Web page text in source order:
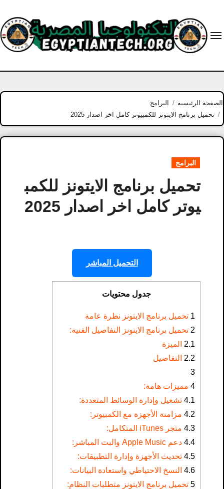
content
الصفحة الرئيسية
البرامج
تحميل برنامج الايتونز للكمبيوتر كامل اخر اصدار 2025
البرامج
تحميل برنامج الايتونز للكمب
يوتر كامل اخر اصدار 2025
التحميل المباشر
جدول محتويات
1 تحميل برنامج الايتونز​ نظرة عامة
2 تحميل برنامج الايتونز التفاصيل الفنية:
2.1 الميزة
2.2 التفاصيل
3
4 مميزات هامة:
4.1 تشغيل وإدارة الوسائط المتعددة:
4.2 مزامنة الأجهزة مع الكمبيوتر:
4.3 متجر iTunes المتكامل:
4.4 دعم Apple Music والبث المباشر:
4.5 تحديث الأجهزة وإدارة التطبيقات:
4.6 النسخ الاحتياطي واستعادة البيانات:
5 تحميل برنامج الايتونز متطلبات النظام: